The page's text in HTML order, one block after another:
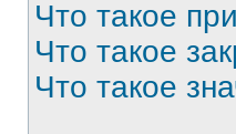
Что такое
Что такое
Что такое